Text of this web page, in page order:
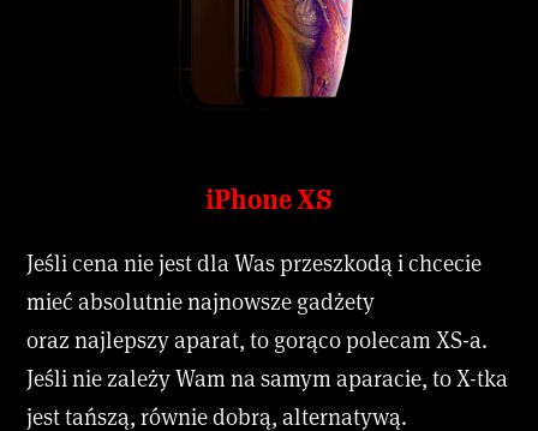
iPhone XS
Jeśli cena nie jest dla Was przeszkodą i chcecie
mieć absolutnie najnowsze gadżety
oraz najlepszy aparat, to gorąco polecam XS-a.
Jeśli nie zależy Wam na samym aparacie, to X-tka
jest tańszą, równie dobrą, alternatywą.